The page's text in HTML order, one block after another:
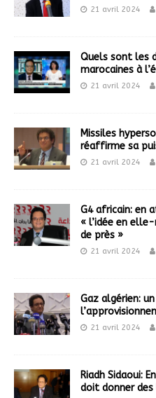
21 avril 2024
Quels sont les
marocaines à
21 avril 2024
Missiles
réaffirme sa
21 avril 2024
G4 africain: en
« l’idée en
de près »
21 avril 2024
Gaz algérien:
21 avril 2024
Riadh Sidaoui:
doit donner des